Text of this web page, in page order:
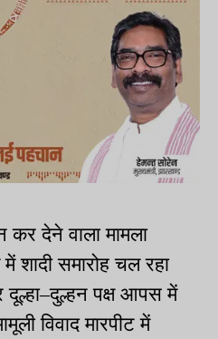
कर देने वाला मामला
शादी समारोह चल रहा
पक्ष आपस में
विवाद मारपीट में